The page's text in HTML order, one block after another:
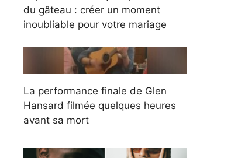
du gâteau : créer un moment
inoubliable pour votre mariage
La performance finale de Glen
Hansard filmée quelques heures
avant sa mort